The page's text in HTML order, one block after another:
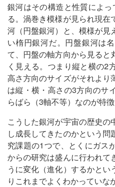
銀河はその構造と性質によ
る。渦巻き模様が見られ現
河（円盤銀河）と、模様が見
い楕円銀河だ。円盤銀河は
て、円盤の軸方向から見る
く見える。つまり縦と横の2
高さ方向のサイズがそれより
は縦・横・高さの3方向のサ
らばら（3軸不等）なのが特徴
こうした銀河が宇宙の歴史
し成長してきたのかという
究課題の1つで、とくにガス
からの研究は盛んに行われて
うに変化（進化）するかと
りこれまでよくわかっていな